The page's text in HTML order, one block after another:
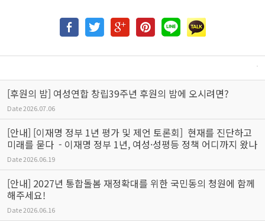
[후원의 밤] 여성연합 창립39주년 후원의 밤에 오시려면?
Date2026.07.06
[안내] [이재명 정부 1년 평가 및 제언 토론회] 현재를 진단하고
미래를 묻다 - 이재명 정부 1년, 여성·성평등 정책 어디까지 왔나
Date2026.06.19
[안내] 2027년 통합돌봄 재정확대를 위한 국민동의 청원에 함께
해주세요!
Date2026.06.16